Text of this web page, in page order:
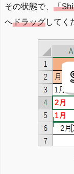
その状態で、 「
へドラッグしてく